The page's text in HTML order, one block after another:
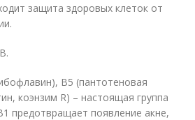
защита здоровых клеток от
В5 (пантотеновая
коэнзим R) – настоящая группа
предотвращает появление акне,